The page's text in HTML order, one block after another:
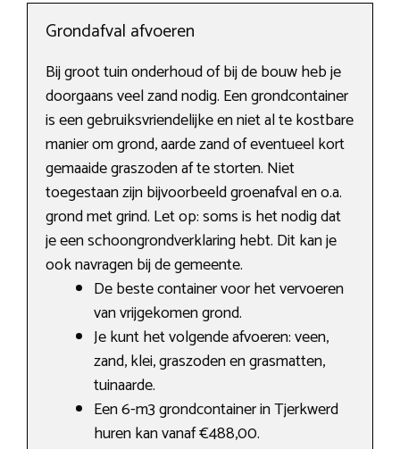
Grondafval afvoeren
Bij groot tuin onderhoud of bij de bouw heb je
doorgaans veel zand nodig. Een grondcontainer
is een gebruiksvriendelijke en niet al te kostbare
manier om grond, aarde zand of eventueel kort
gemaaide graszoden af te storten. Niet
toegestaan zijn bijvoorbeeld groenafval en o.a.
grond met grind. Let op: soms is het nodig dat
je een schoongrondverklaring hebt. Dit kan je
ook navragen bij de gemeente.
De beste container voor het vervoeren
van vrijgekomen grond.
Je kunt het volgende afvoeren: veen,
zand, klei, graszoden en grasmatten,
tuinaarde.
Een 6-m3 grondcontainer in Tjerkwerd
huren kan vanaf €488,00.